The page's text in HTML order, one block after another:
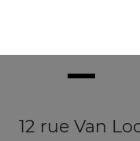
12 rue Van